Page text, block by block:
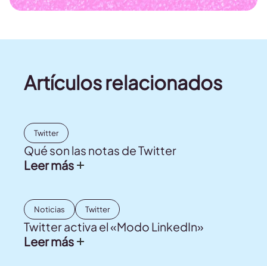
Artículos relacionados
Twitter
Qué son las notas de Twitter
Leer más
Noticias Twitter
Twitter activa el «Modo LinkedIn»
Leer más